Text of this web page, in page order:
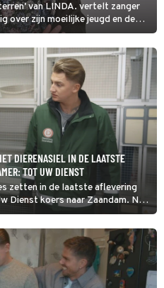
van LINDA. vertelt zanger
over zijn moeilijke jeugd en de
soms drie maanden weg, en
DIERENASIEL IN DE LAATSTE
TOT UW DIENST
zetten in de laatste aflevering
Dienst koers naar Zaandam. Niet
maar om bij te springen in het
dierenambulance.